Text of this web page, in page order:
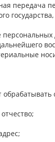
передача